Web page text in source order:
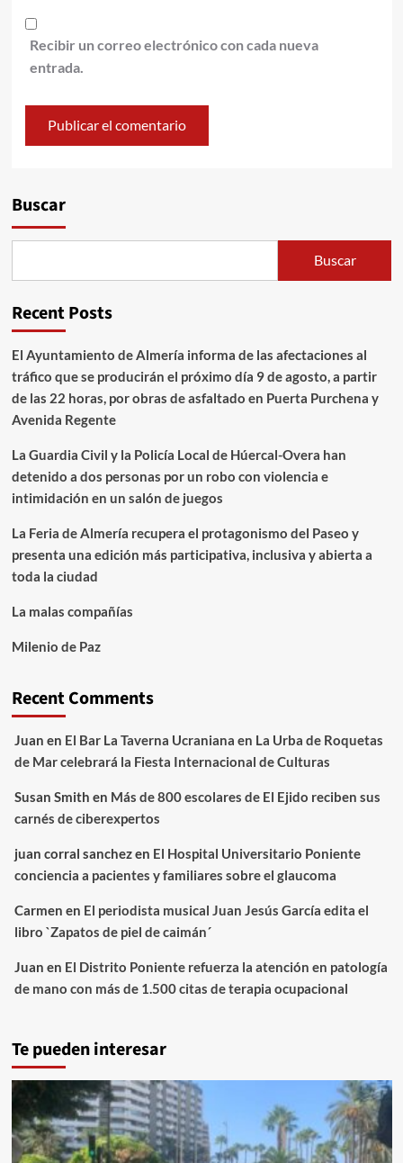
Recibir un correo electrónico con cada nueva
entrada.
Buscar
Buscar
Recent Posts
El Ayuntamiento de Almería informa de las afectaciones al
tráfico que se producirán el próximo día 9 de agosto, a partir
de las 22 horas, por obras de asfaltado en Puerta Purchena y
Avenida Regente
La Guardia Civil y la Policía Local de Húercal-Overa han
detenido a dos personas por un robo con violencia e
intimidación en un salón de juegos
La Feria de Almería recupera el protagonismo del Paseo y
presenta una edición más participativa, inclusiva y abierta a
toda la ciudad
La malas compañías
Milenio de Paz
Recent Comments
Juan en El Bar La Taverna Ucraniana en La Urba de Roquetas
de Mar celebrará la Fiesta Internacional de Culturas
Susan Smith en Más de 800 escolares de El Ejido reciben sus
carnés de ciberexpertos
juan corral sanchezen El Hospital Universitario Poniente
conciencia a pacientes y familiares sobre el glaucoma
Carmen en El periodista musical Juan Jesús García edita el
libro `Zapatos de piel de caimán´
Juan en El Distrito Poniente refuerza la atención en patología
de mano con más de 1.500 citas de terapia ocupacional
Te pueden interesar